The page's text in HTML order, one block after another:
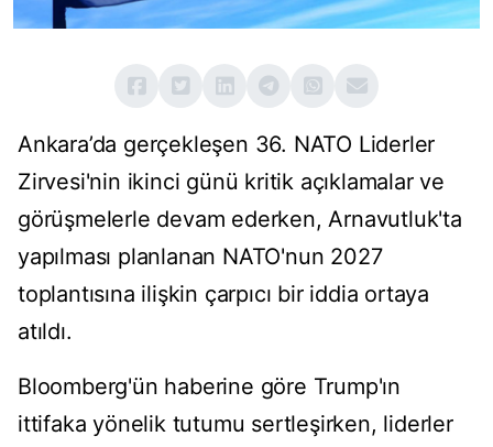
Ankara’da gerçekleşen 36. NATO Liderler
Zirvesi'nin ikinci günü kritik açıklamalar ve
görüşmelerle devam ederken, Arnavutluk'ta
yapılması planlanan NATO'nun 2027
toplantısına ilişkin çarpıcı bir iddia ortaya
atıldı.
Bloomberg'ün haberine göre Trump'ın
ittifaka yönelik tutumu sertleşirken, liderler